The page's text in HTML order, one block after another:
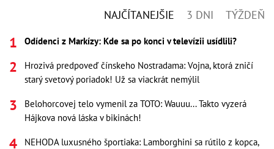
NAJČÍTANEJŠIE 3 DNI TÝŽDEŇ
Odídenci z Markízy: Kde sa po konci v televízii usídlili?
Hrozivá predpoveď čínskeho Nostradama: Vojna, ktorá zničí
starý svetový poriadok! Už sa viackrát nemýlil
Belohorcovej telo vymenil za TOTO: Wauuu... Takto vyzerá
Hájkova nová láska v bikinách!
NEHODA luxusného športiaka: Lamborghini sa rútilo z kopca,